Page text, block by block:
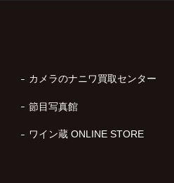
カメラのナニワ買取センター
節目写真館
ワイン蔵 ONLINE STORE